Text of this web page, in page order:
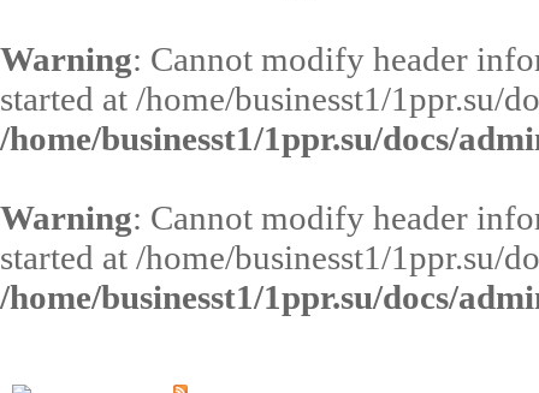
Warning: Cannot modify header
started at /home/businesst1/1ppr.su/
/home/businesst1/1ppr.su/docs/
Warning: Cannot modify header
started at /home/businesst1/1ppr.su/
/home/businesst1/1ppr.su/docs/